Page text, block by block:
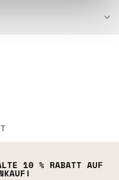
10 % RABATT AUF